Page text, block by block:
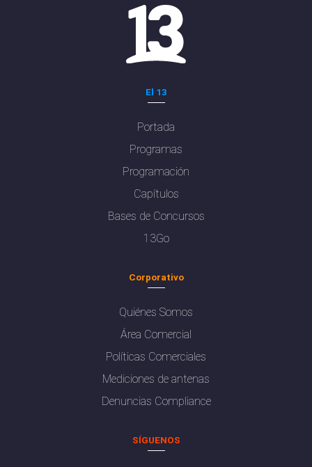
El 13
Portada
Programas
Programación
Capítulos
Bases de Concursos
13Go
Corporativo
Quiénes Somos
Área Comercial
Políticas Comerciales
Mediciones de antenas
Denuncias Compliance
SÍGUENOS